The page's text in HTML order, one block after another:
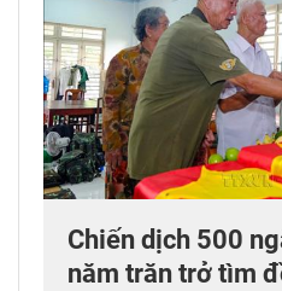
Chiến dịch 500
năm trăn trở tìm